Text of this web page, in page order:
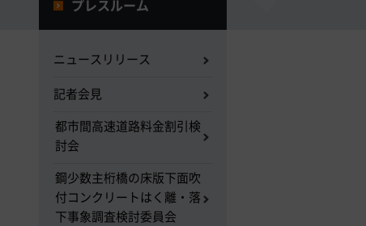
プレスルーム
ニュースリリース
記者会見
都市間高速道路料金割引検
討会
鋼少数主桁橋の床版下面吹
付コンクリートはく離・落
下事象調査検討委員会